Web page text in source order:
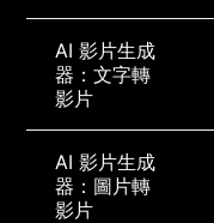
AI 影片生成
器：文字轉
影片
AI 影片生成
器：圖片轉
影片